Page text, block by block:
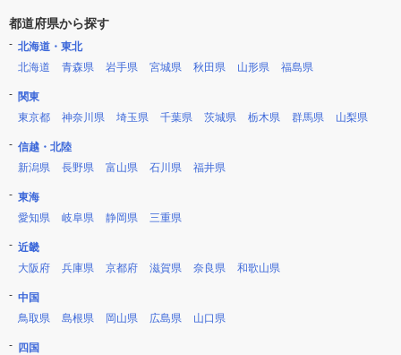
都道府県から探す
北海道・東北
北海道
青森県 岩手県 宮城県 秋田県 山形県 福島県
関東
東京都
神奈川県 埼玉県 千葉県 茨城県 栃木県 群馬県 山梨県
信越・北陸
新潟県
長野県 富山県 石川県 福井県
東海
愛知県
岐阜県 静岡県 三重県
近畿
大阪府
兵庫県 京都府 滋賀県 奈良県 和歌山県
中国
鳥取県
島根県 岡山県 広島県 山口県
四国